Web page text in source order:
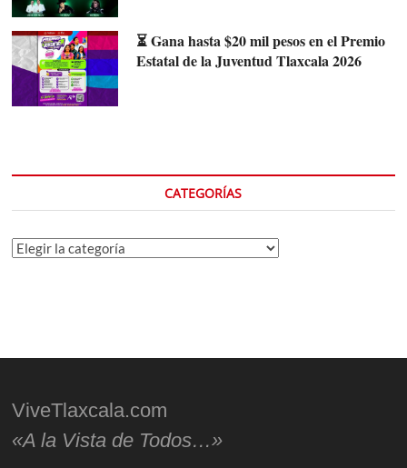
⏳ Gana hasta $20 mil pesos en el Premio
Estatal de la Juventud Tlaxcala 2026
CATEGORÍAS
Categorías
ViveTlaxcala.com
«A la Vista de Todos…»